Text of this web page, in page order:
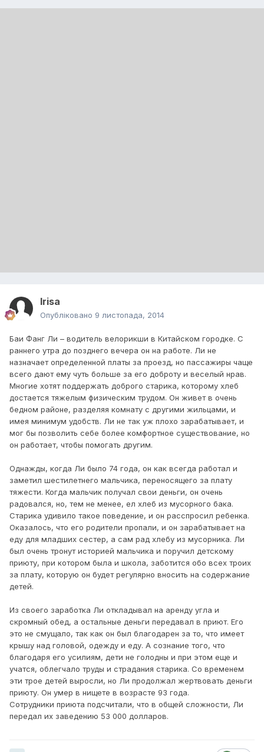
Irisa
Опубліковано 9 листопада, 2014
Баи Фанг Ли – водитель велорикши в Китайском городке. С
раннего утра до позднего вечера он на работе. Ли не
назначает определенной платы за проезд, но пассажиры чаще
всего дают ему чуть больше за его доброту и веселый нрав.
Многие хотят поддержать доброго старика, которому хлеб
достается тяжелым физическим трудом. Он живет в очень
бедном районе, разделяя комнату с другими жильцами, и
имея минимум удобств. Ли не так уж плохо зарабатывает, и
мог бы позволить себе более комфортное существование, но
он работает, чтобы помогать другим.
Однажды, когда Ли было 74 года, он как всегда работал и
заметил шестилетнего мальчика, переносящего за плату
тяжести. Когда мальчик получал свои деньги, он очень
радовался, но, тем не менее, ел хлеб из мусорного бака.
Старика удивило такое поведение, и он расспросил ребенка.
Оказалось, что его родители пропали, и он зарабатывает на
еду для младших сестер, а сам рад хлебу из мусорника. Ли
был очень тронут историей мальчика и поручил детскому
приюту, при котором была и школа, заботится обо всех троих
за плату, которую он будет регулярно вносить на содержание
детей.
Из своего заработка Ли откладывал на аренду угла и
скромный обед, а остальные деньги передавал в приют. Его
это не смущало, так как он был благодарен за то, что имеет
крышу над головой, одежду и еду. А сознание того, что
благодаря его усилиям, дети не голодны и при этом еще и
учатся, облегчало труды и страдания старика. Со временем
эти трое детей выросли, но Ли продолжал жертвовать деньги
приюту. Он умер в нищете в возрасте 93 года.
Сотрудники приюта подсчитали, что в общей сложности, Ли
передал их заведению 53 000 долларов.